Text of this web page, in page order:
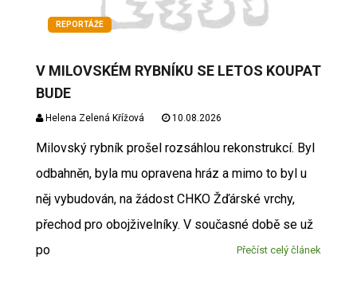
REPORTÁŽE
V MILOVSKÉM RYBNÍKU SE LETOS KOUPAT
BUDE
Helena Zelená Křížová 10.08.2026
Milovský rybník prošel rozsáhlou rekonstrukcí. Byl
odbahněn, byla mu opravena hráz a mimo to byl u
něj vybudován, na žádost CHKO Žďárské vrchy,
přechod pro obojživelníky. V současné době se už
po
Přečíst celý článek